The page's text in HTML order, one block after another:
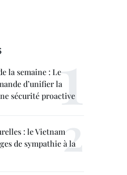
la semaine : Le
d’unifier la
sécurité proactive
: le Vietnam
de sympathie à la